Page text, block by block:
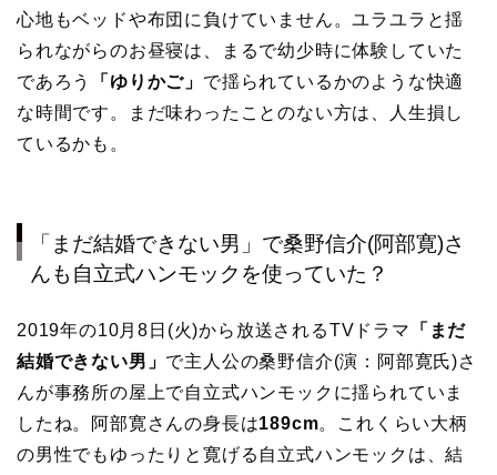
心地もベッドや布団に負けていません。ユラユラと揺
られながらのお昼寝は、まるで幼少時に体験していた
であろう
「ゆりかご」 で揺られているかのような快適
な時間です。まだ味わったことのない方は、人生損し
ているかも。
「まだ結婚できない男」で桑野信介(阿部寛)さ
んも自立式ハンモックを使っていた？
2019年の10月8日(火)から放送されるTVドラマ
「まだ
結婚できない男」 で主人公の桑野信介(演：阿部寛氏)さ
んが事務所の屋上で自立式ハンモックに揺られていま
したね。阿部寛さんの身長は189cm。これくらい大柄
の男性でもゆったりと寛げる自立式ハンモックは、結